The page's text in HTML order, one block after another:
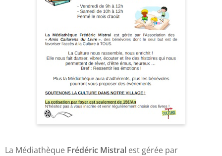
La Médiathèque Frédéric Mistral est gérée par